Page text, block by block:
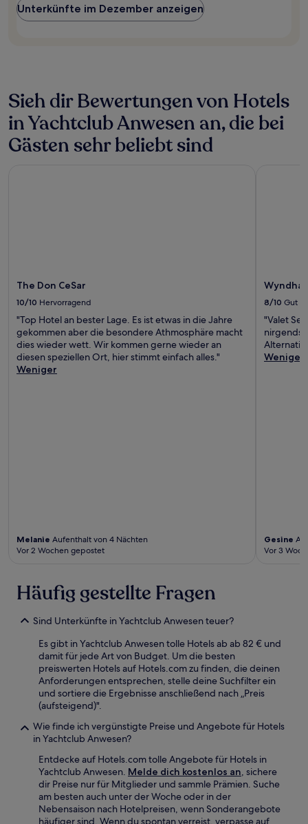
und
Verfügbarkeiten
zusätzliche
Bedingungen
gelten.
Unterkünfte im Dezember anzeigen
Sieh dir Bewertungen von Hotels
in Yachtclub Anwesen an, die bei
Gästen sehr beliebt sind
The Don CeSar
10/10 Hervorragend
"Top Hotel an bester Lage. Es ist etwas in die Jahre
gekommen aber die besondere Athmosphäre macht
dies wieder wett. Wir kommen gerne wieder an
diesen speziellen Ort, hier stimmt einfach alles."
Weniger
Melanie Aufenthalt von 4 Nächten
Vor 2 Wochen gepostet
8/10 Gut
"Valet
nirgends
Weniger
Gesine
Vor 3
Häufig gestellte Fragen
Sind Unterkünfte in Yachtclub Anwesen teuer?
Es gibt in Yachtclub Anwesen tolle Hotels ab ab 82 € und
damit für jede Art von Budget. Um die besten
preiswerten Hotels auf Hotels.com zu finden, die deinen
Anforderungen entsprechen, stelle deine Suchfilter ein
und sortiere die Ergebnisse anschließend nach „Preis
(aufsteigend)".
Wie finde ich vergünstigte Preise und Angebote für Hotels
in Yachtclub Anwesen?
Entdecke auf Hotels.com tolle Angebote für Hotels in
Yachtclub Anwesen. Melde dich kostenlos an, sichere
dir Preise nur für Mitglieder und sammle Prämien. Suche
am besten auch unter der Woche oder in der
Nebensaison nach Hotelpreisen, wenn Sonderangebote
häufiger sind. Wenn du spontan verreist, verpasse auf